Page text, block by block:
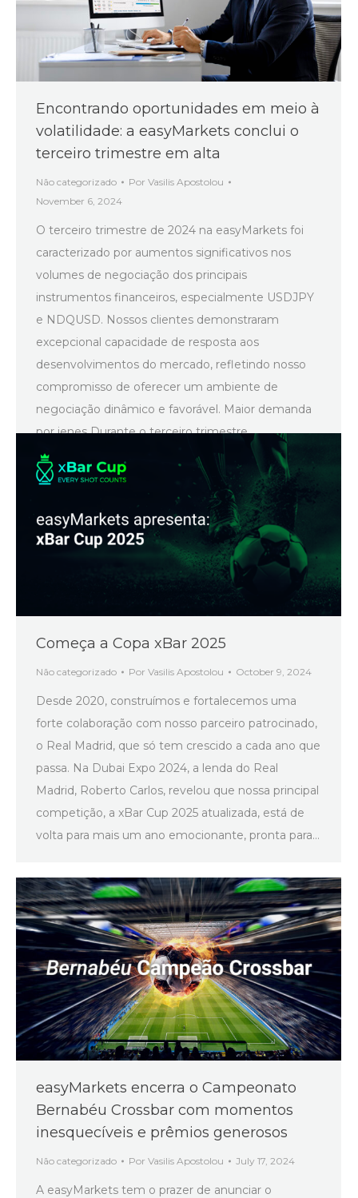
Encontrando oportunidades em meio à
volatilidade: a easyMarkets conclui o
terceiro trimestre em alta
Não categorizado Por Vasilis Apostolou
November 6, 2024
O terceiro trimestre de 2024 na easyMarkets foi
caracterizado por aumentos significativos nos
volumes de negociação dos principais
instrumentos financeiros, especialmente USDJPY
e NDQUSD. Nossos clientes demonstraram
excepcional capacidade de resposta aos
desenvolvimentos do mercado, refletindo nosso
compromisso de oferecer um ambiente de
negociação dinâmico e favorável. Maior demanda
por ienes Durante o terceiro trimestre…
Começa a Copa xBar 2025
Não categorizado Por Vasilis Apostolou October 9, 2024
Desde 2020, construímos e fortalecemos uma
forte colaboração com nosso parceiro patrocinado,
o Real Madrid, que só tem crescido a cada ano que
passa. Na Dubai Expo 2024, a lenda do Real
Madrid, Roberto Carlos, revelou que nossa principal
competição, a xBar Cup 2025 atualizada, está de
volta para mais um ano emocionante, pronta para…
easyMarkets encerra o Campeonato
Bernabéu Crossbar com momentos
inesquecíveis e prêmios generosos
Não categorizado Por Vasilis Apostolou July 17, 2024
A easyMarkets tem o prazer de anunciar o